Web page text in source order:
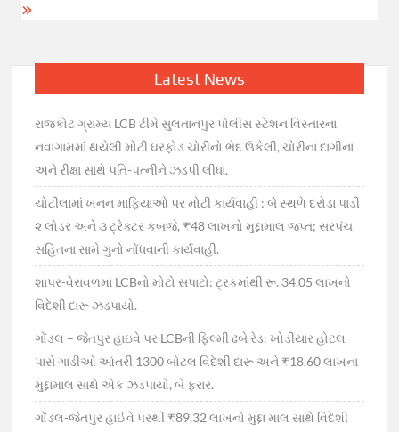
Latest News
રાજકોટ ગ્રામ્ય LCB ટીમે સુલતાનપુર પોલીસ સ્ટેશન વિસ્તારના
નવાગામમાં થયેલી મોટી ઘરફોડ ચોરીનો ભેદ ઉકેલી, ચોરીના દાગીના
અને રીક્ષા સાથે પતિ-પત્નીને ઝડપી લીધા.
ચોટીલામાં ખનન માફિયાઓ પર મોટી કાર્યવાહી : બે સ્થળે દરોડા પાડી
૨ લોડર અને ૩ ટ્રેક્ટર કબજે, ₹48 લાખનો મુદ્દામાલ જપ્ત; સરપંચ
સહિતના સામે ગુનો નોંધવાની કાર્યવાહી.
શાપર-વેરાવળમાં LCBનો મોટો સપાટો: ટ્રકમાંથી રૂ. 34.05 લાખનો
વિદેશી દારૂ ઝડપાયો.
ગોંડલ – જેતપુર હાઇવે પર LCBની ફિલ્મી ઢબે રેડ: ખોડીયાર હોટલ
પાસે ગાડીઓ આંતરી 1300 બોટલ વિદેશી દારૂ અને ₹18.60 લાખના
મુદ્દામાલ સાથે એક ઝડપાયો, બે ફરાર.
ગોંડલ-જેતપુર હાઈવે પરથી ₹89.32 લાખનો મુદ્દા માલ સાથે વિદેશી